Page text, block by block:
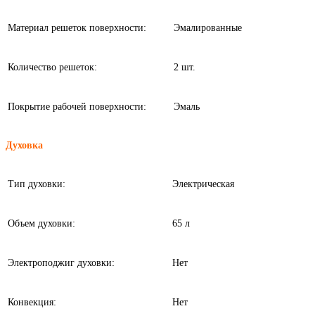
Материал решеток поверхности: Эмалированные
Количество решеток: 2 шт.
Покрытие рабочей поверхности: Эмаль
Духовка
Тип духовки: Электрическая
Объем духовки: 65 л
Электроподжиг духовки: Нет
Конвекция: Нет